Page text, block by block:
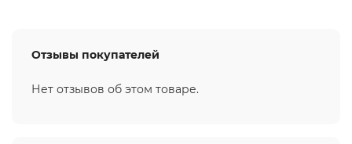
Отзывы покупателей
Нет отзывов об этом товаре.